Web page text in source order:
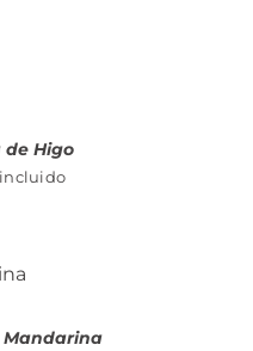
Higo
incluido
Mandarina